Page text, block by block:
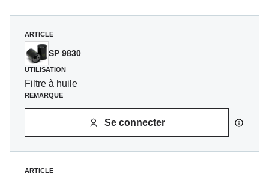
ARTICLE
SP 9830
UTILISATION
Filtre à huile
REMARQUE
Se connecter
ARTICLE